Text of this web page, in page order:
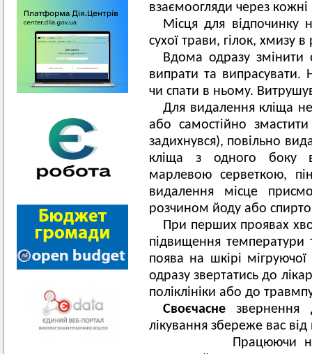
взаємоогляди через
Місця для відпочинку
сухої трави, гілок, хмизу в
Вдома одразу змінити
випрати та
чи спати в ньому.
Для видалення кліща
або самостійно
задихнувся), повільно
кліща з одного боку
марлевою серветкою,
видалення місце
розчином йоду або
При перших проявах
підвищення температури
поява на шкірі
одразу звертатись до
поліклініки або до
Своєчасне
лікування збереже вас від
Працюючи на